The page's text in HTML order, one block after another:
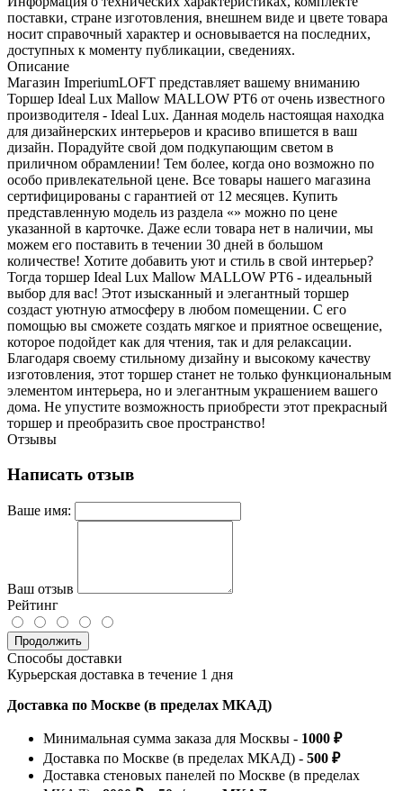
поставки, стране изготовления, внешнем виде и цвете товара
носит справочный характер и основывается на последних,
доступных к моменту публикации, сведениях.
Описание
Магазин ImperiumLOFT представляет вашему вниманию
Торшер Ideal Lux Mallow MALLOW PT6 от очень известного
производителя - Ideal Lux. Данная модель настоящая находка
для дизайнерских интерьеров и красиво впишется в ваш
дизайн. Порадуйте свой дом подкупающим светом в
приличном обрамлении! Тем более, когда оно возможно по
особо привлекательной цене. Все товары нашего магазина
сертифицированы с гарантией от 12 месяцев. Купить
представленную модель из раздела «» можно по цене
указанной в карточке. Даже если товара нет в наличии, мы
можем его поставить в течении 30 дней в большом
количестве! Хотите добавить уют и стиль в свой интерьер?
Тогда торшер Ideal Lux Mallow MALLOW PT6 - идеальный
выбор для вас! Этот изысканный и элегантный торшер
создаст уютную атмосферу в любом помещении. С его
помощью вы сможете создать мягкое и приятное освещение,
которое подойдет как для чтения, так и для релаксации.
Благодаря своему стильному дизайну и высокому качеству
изготовления, этот торшер станет не только функциональным
элементом интерьера, но и элегантным украшением вашего
дома. Не упустите возможность приобрести этот прекрасный
торшер и преобразить свое пространство!
Отзывы
Написать отзыв
Ваше имя:
Ваш отзыв
Рейтинг
Продолжить
Способы доставки
Курьерская доставка в течение 1 дня
Доставка по Москве (в пределах МКАД)
Минимальная сумма заказа для Москвы - 1000 ₽
Доставка по Москве (в пределах МКАД) - 500 ₽
Доставка стеновых панелей по Москве (в пределах